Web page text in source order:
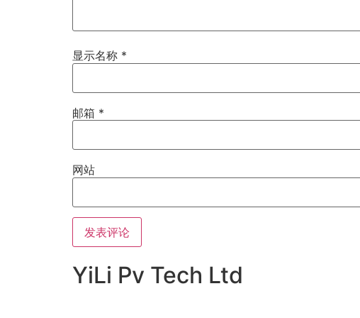
显示名称 *
邮箱 *
网站
YiLi Pv Tech Ltd